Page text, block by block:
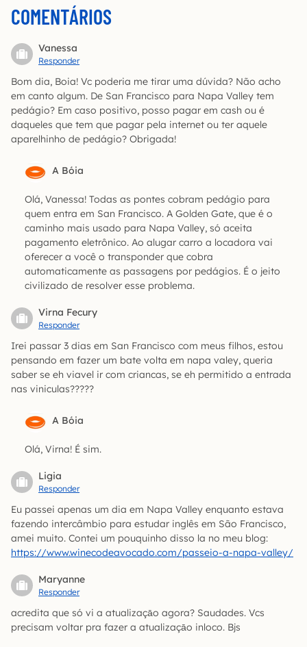
COMENTÁRIOS
Vanessa
Responder
Bom dia, Boia! Vc poderia me tirar uma dúvida? Não acho
em canto algum. De San Francisco para Napa Valley tem
pedágio? Em caso positivo, posso pagar em cash ou é
daqueles que tem que pagar pela internet ou ter aquele
aparelhinho de pedágio? Obrigada!
A Bóia
Olá, Vanessa! Todas as pontes cobram pedágio para
quem entra em San Francisco. A Golden Gate, que é o
caminho mais usado para Napa Valley, só aceita
pagamento eletrônico. Ao alugar carro a locadora vai
oferecer a você o transponder que cobra
automaticamente as passagens por pedágios. É o jeito
civilizado de resolver esse problema.
Virna Fecury
Responder
Irei passar 3 dias em San Francisco com meus filhos, estou
pensando em fazer um bate volta em napa valey, queria
saber se eh viavel ir com criancas, se eh permitido a entrada
nas viniculas?????
A Bóia
Olá, Virna! É sim.
Ligia
Responder
Eu passei apenas um dia em Napa Valley enquanto estava
fazendo intercâmbio para estudar inglês em São Francisco,
amei muito. Contei um pouquinho disso la no meu blog:
https://www.winecodeavocado.com/passeio-a-napa-valley/
Maryanne
Responder
acredita que só vi a atualizaçāo agora? Saudades. Vcs
precisam voltar pra fazer a atualizaçāo inloco. Bjs